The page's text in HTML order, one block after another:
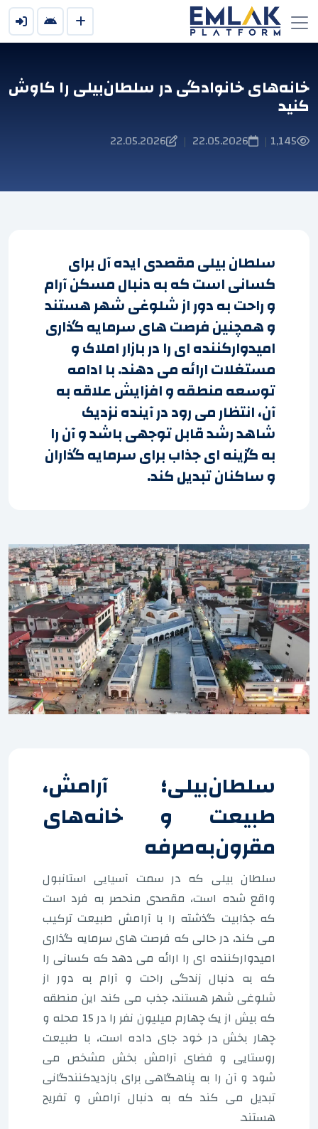
خانه‌های خانوادگی در سلطان‌بیلی را کاوش
کنید
1,145
|
22.05.2026
|
22.05.2026
سلطان بیلی مقصدی ایده آل برای
کسانی است که به دنبال مسکن آرام
و راحت به دور از شلوغی شهر هستند
و همچنین فرصت های سرمایه گذاری
امیدوارکننده ای را در بازار املاک و
مستغلات ارائه می دهند. با ادامه
توسعه منطقه و افزایش علاقه به
آن، انتظار می رود در آینده نزدیک
شاهد رشد قابل توجهی باشد و آن را
به گزینه ای جذاب برای سرمایه گذاران
و ساکنان تبدیل کند.
سلطان‌بیلی؛ آرامش،
طبیعت و خانه‌های
مقرون‌به‌صرفه
سلطان بیلی که در سمت آسیایی استانبول
واقع شده است، مقصدی منحصر به فرد است
که جذابیت گذشته را با آرامش طبیعت ترکیب
می کند، در حالی که فرصت های سرمایه گذاری
امیدوارکننده ای را ارائه می دهد که کسانی را
که به دنبال زندگی راحت و آرام به دور از
شلوغی شهر هستند، جذب می کند. این منطقه
که بیش از یک چهارم میلیون نفر را در 15 محله و
چهار بخش در خود جای داده است، با طبیعت
روستایی و فضای آرامش بخش مشخص می
شود و آن را به پناهگاهی برای بازدیدکنندگانی
تبدیل می کند که به دنبال آرامش و تفریح
هستند.